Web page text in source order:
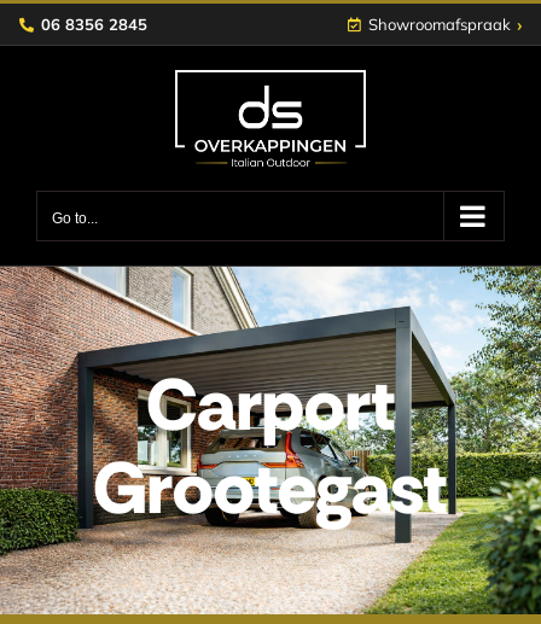
Skip
to
06 8356 2845 Showroomafspraak ›
Go to...
Carport
Grootegast